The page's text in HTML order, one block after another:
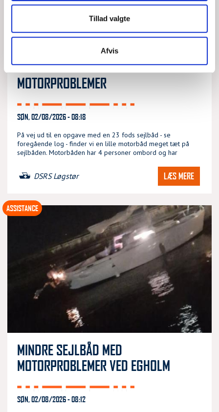
Tillad valgte
Afvis
MINDRE MOTORBÅD MED
MOTORPROBLEMER
SØN, 02/08/2026 - 08:18
På vej ud til en opgave med en 23 fods sejlbåd - se
foregående log - finder vi en lille motorbåd meget tæt på
sejlbåden. Motorbåden har 4 personer ombord og har
DSRS Løgstør LÆS MERE
MINDRE SEJLBÅD MED
MOTORPROBLEMER VED EGHOLM
SØN, 02/08/2026 - 08:12
ASSISTANCE